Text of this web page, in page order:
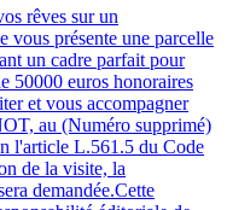
rêves sur un
vous présente une parcelle
un cadre parfait pour
50000 euros honoraires
et vous accompagner
au (Numéro supprimé)
l'article L.561.5 du Code
de la visite, la
demandée.Cette